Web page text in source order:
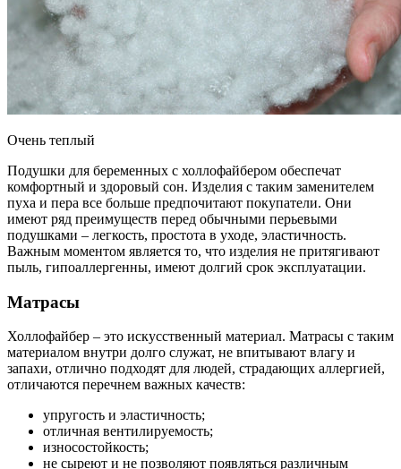
Очень теплый
Подушки для беременных с холлофайбером обеспечат
комфортный и здоровый сон. Изделия с таким заменителем
пуха и пера все больше предпочитают покупатели. Они
имеют ряд преимуществ перед обычными перьевыми
подушками – легкость, простота в уходе, эластичность.
Важным моментом является то, что изделия не притягивают
пыль, гипоаллергенны, имеют долгий срок эксплуатации.
Матрасы
Холлофайбер – это искусственный материал. Матрасы с таким
материалом внутри долго служат, не впитывают влагу и
запахи, отлично подходят для людей, страдающих аллергией,
отличаются перечнем важных качеств:
упругость и эластичность;
отличная вентилируемость;
износостойкость;
не сыреют и не позволяют появляться различным